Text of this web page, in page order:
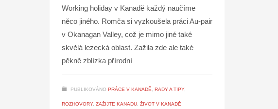
Working holiday v Kanadě každý naučíme
něco jiného. Romča si vyzkoušela práci Au-pair
v Okanagan Valley, což je mimo jiné také
skvělá lezecká oblast. Zažila zde ale také
pěkně zblízka přírodní
PUBLIKOVÁNO PRÁCE V KANADĚ, RADY A TIPY,
ROZHOVORY, ZAŽIJTE KANADU, ŽIVOT V KANADĚ